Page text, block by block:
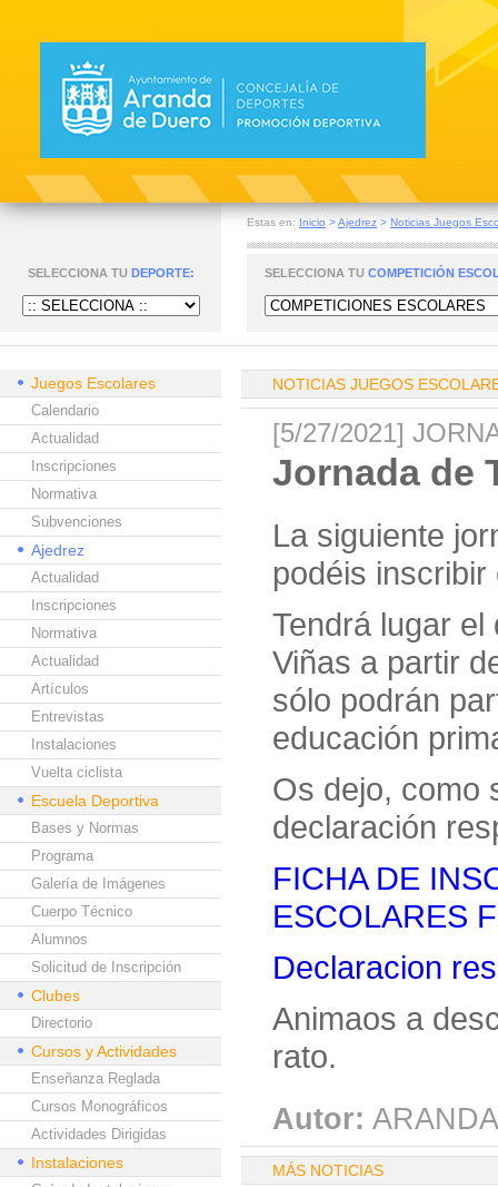
Estas en: Inicio >Ajedrez > Noticias Juegos
SELECCIONA TU DEPORTE: SELECCIONA TU COMPETICIÓN
Juegos Escolares
Calendario
Actualidad
Inscripciones
Normativa
Subvenciones
Ajedrez
Actualidad
Inscripciones
Normativa
Actualidad
Artículos
Entrevistas
Instalaciones
Vuelta ciclista
Escuela Deportiva
Bases y Normas
Programa
Galería de Imágenes
Cuerpo Técnico
Alumnos
Solicitud de Inscripción
Clubes
Directorio
Cursos y Actividades
Enseñanza Reglada
Cursos Monográficos
Actividades Dirigidas
Instalaciones
NOTICIAS JUEGOS
[5/27/2021]
Jornada de
La siguiente
podéis
Tendrá lugar
Viñas a partir
sólo podrán
educación
Os dejo, como
declaración
FICHA DE
ESCOLARES
Declaracion
Animaos a
rato.
Autor:
MÁS NOTICIAS